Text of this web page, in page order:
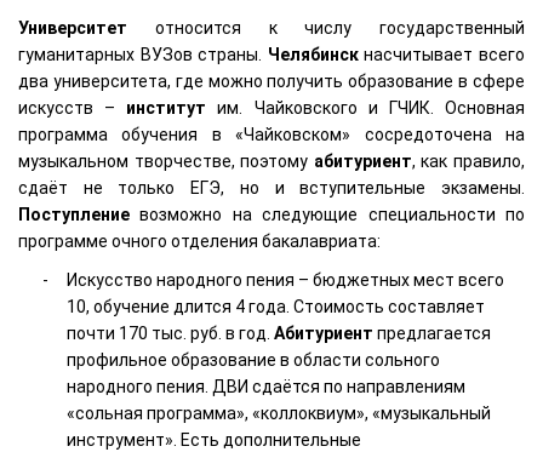
Университет относится к числу государственный
гуманитарных ВУЗов страны. Челябинскнасчитывает всего
два университета, где можно получить образование в сфере
искусств – институт им. Чайковского и ГЧИК. Основная
программа обучения в «Чайковском» сосредоточена на
музыкальном творчестве, поэтому абитуриент, как правило,
сдаёт не только ЕГЭ, но и вступительные экзамены.
Поступление возможно на следующие специальности по
программе очного отделения бакалавриата:
Искусство народного пения – бюджетных мест всего
10, обучение длится 4 года. Стоимость составляет
почти 170 тыс. руб. в год. Абитуриент предлагается
профильное образование в области сольного
народного пения. ДВИ сдаётся по направлениям
«сольная программа», «коллоквиум», «музыкальный
инструмент». Есть дополнительные